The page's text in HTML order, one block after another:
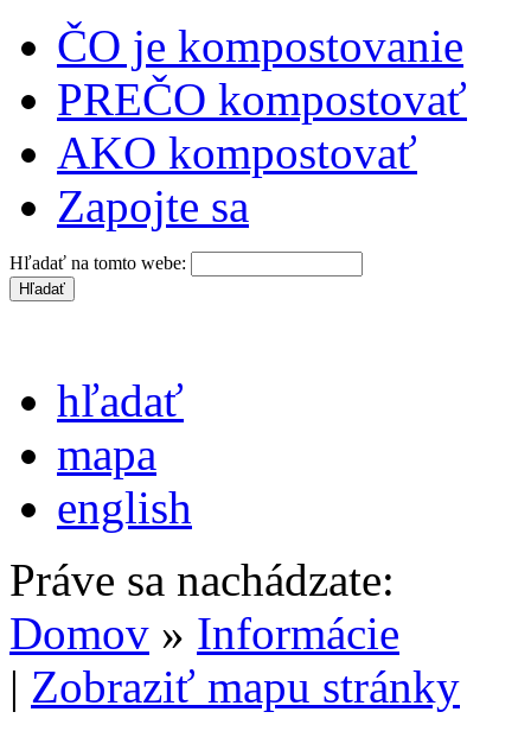
ČO je kompostovanie
PREČO kompostovať
AKO kompostovať
Zapojte sa
Hľadať na tomto webe:
hľadať
mapa
english
Práve sa nachádzate:
Domov » Informácie
| Zobraziť mapu stránky